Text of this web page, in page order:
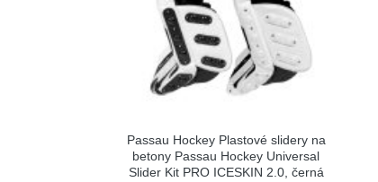
Passau Hockey Plastové slidery na
betony Passau Hockey Universal
Slider Kit PRO ICESKIN 2.0, černá